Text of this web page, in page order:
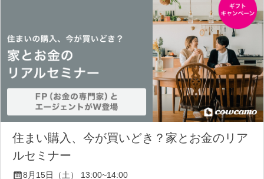
住まい購入、今が買いどき？家とお金のリア
ルセミナー
8月15日（土） 13:00~14:00